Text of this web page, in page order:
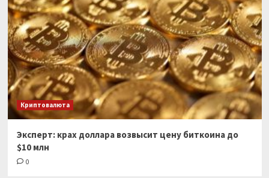
Криптовалюта
Эксперт: крах доллара возвысит цену биткоина до
$10 млн
0